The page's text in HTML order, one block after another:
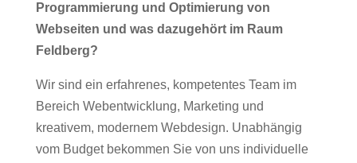
Programmierung und Optimierung von
Webseiten und was dazugehört im Raum
Feldberg?
Wir sind ein erfahrenes, kompetentes Team im
Bereich Webentwicklung, Marketing und
kreativem, modernem Webdesign. Unabhängig
vom Budget bekommen Sie von uns individuelle